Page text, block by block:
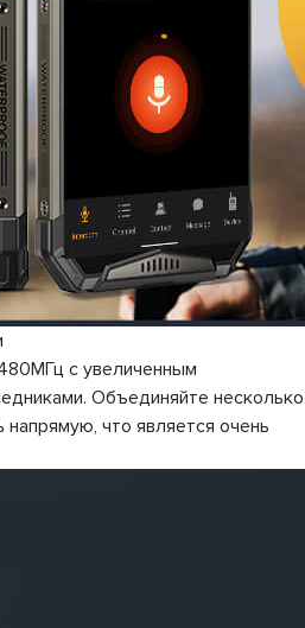
с увеличенным
Объединяйте несколько
что является очень